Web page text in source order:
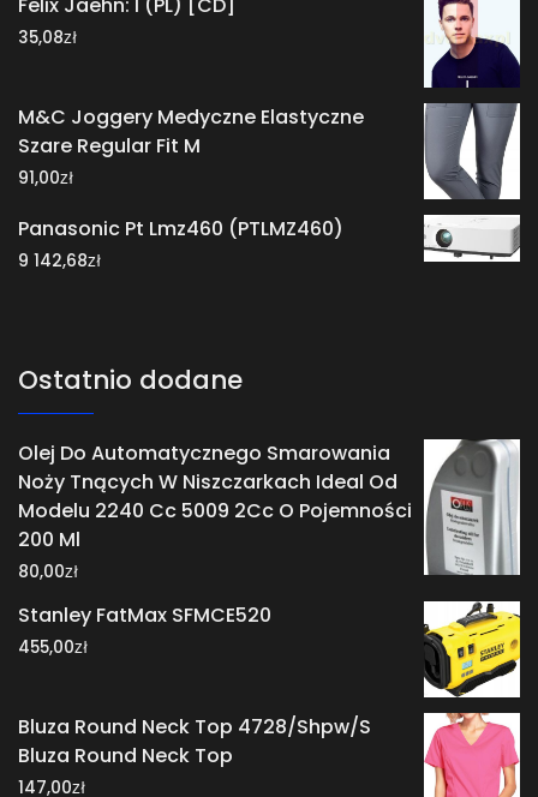
35,08zł
M&C Joggery Medyczne Elastyczne
Szare Regular Fit M
91,00zł
Panasonic Pt Lmz460 (PTLMZ460)
9 142,68zł
Ostatnio dodane
Olej Do Automatycznego Smarowania
Noży Tnących W Niszczarkach Ideal Od
Modelu 2240 Cc 5009 2Cc O Pojemności
200 Ml
80,00zł
Stanley FatMax SFMCE520
455,00zł
Bluza Round Neck Top 4728/Shpw/S
Bluza Round Neck Top
147,00zł